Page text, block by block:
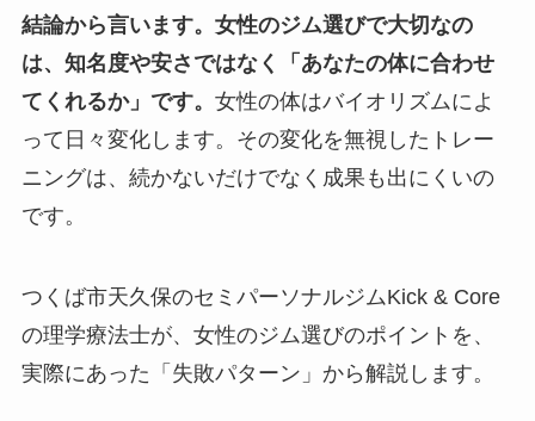
結論から言います。女性のジム選びで大切なの
は、知名度や安さではなく「あなたの体に合わせ
てくれるか」です。 女性の体はバイオリズムによ
って日々変化します。その変化を無視したトレー
ニングは、続かないだけでなく成果も出にくいの
です。
つくば市天久保のセミパーソナルジムKick & Core
の理学療法士が、女性のジム選びのポイントを、
実際にあった「失敗パターン」から解説します。